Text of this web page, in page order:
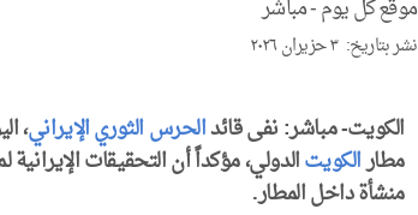
موقع كل يوم -مباشر
نشر بتاريخ: ٣ حزيران ٢٠٢٦
الكويت- مباشر: نفى قائدالحرس الثوري الإيراني،
مطارالكويتالدولي، مؤكداً أن التحقيقات
منشأة داخل المطار.